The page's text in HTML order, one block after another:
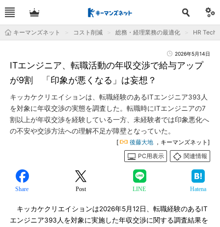
キーマンズネット コスト削減 総務・経理業務の最適化 HR Tech
2026年5月14日
ITエンジニア、転職活動の年収交渉で給与アップ
が9割 「印象が悪くなる」は妄想？
キッカケクリエイションは、転職経験のあるITエンジニア393人
を対象に年収交渉の実態を調査した。転職時にITエンジニアの7
割以上が年収交渉を経験している一方、未経験者では印象悪化へ
の不安や交渉方法への理解不足が障壁となっていた。
[ 後藤大地 ，キーマンズネット]
PC用表示
関連情報
Share Post LINE Hatena
キッカケクリエイションは2026年5月12日、転職経験のあるIT
エンジニア393人を対象に実施した年収交渉に関する調査結果を